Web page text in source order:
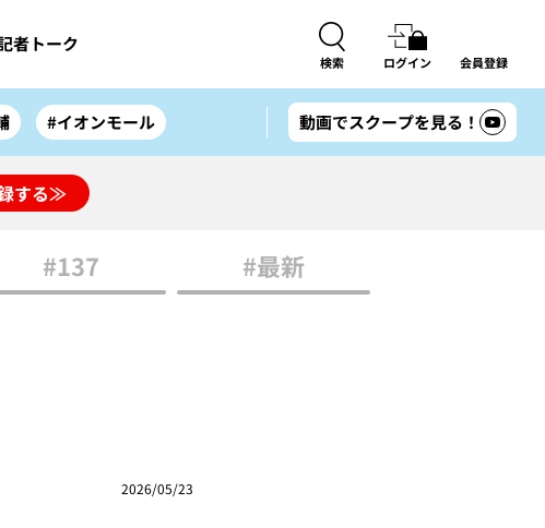
者トーク
検索 ログイン 会員登録
#イオンモール 動画でスクープを見る！
する≫
#137 #最新
2026/05/23